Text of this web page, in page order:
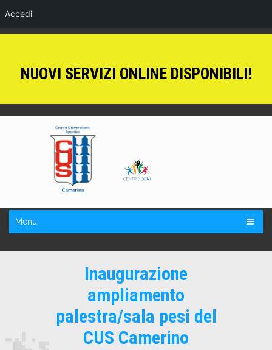
Accedi
NUOVI SERVIZI ONLINE DISPONIBILI!
Menu
Inaugurazione
ampliamento
palestra/sala pesi del
CUS Camerino